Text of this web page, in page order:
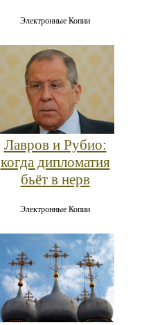
Электронные Копии
Лавров и Рубио:
когда дипломатия
бьёт в нерв
Электронные Копии